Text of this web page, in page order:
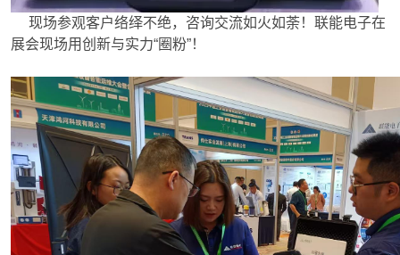
现场参观客户络绎不绝，咨询交流如火如荼！联能电子在
展会现场用创新与实力“圈粉”！